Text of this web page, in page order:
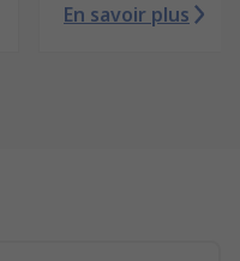
En savoir plus